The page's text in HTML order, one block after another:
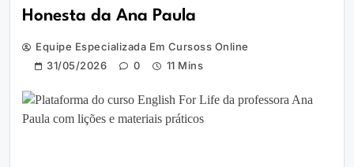
Honesta da Ana Paula
Equipe Especializada Em Cursoss Online
31/05/2026
0 11 Mins